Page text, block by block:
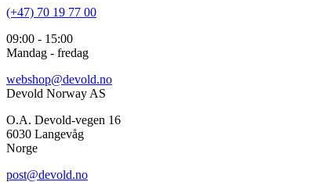
(+47) 70 19 77 00
09:00 - 15:00
Mandag - fredag
webshop@devold.no
Devold Norway AS
O.A. Devold-vegen 16
6030 Langevåg
Norge
post@devold.no